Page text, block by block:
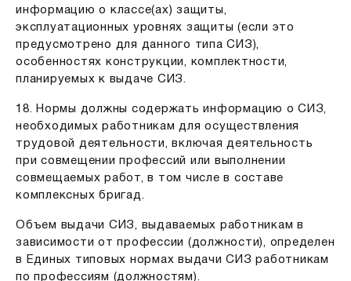
информацию о классе(ах) защиты,
эксплуатационных уровнях защиты (если это
предусмотрено для данного типа СИЗ),
особенностях конструкции, комплектности,
планируемых к выдаче СИЗ.
18. Нормы должны содержать информацию о СИЗ,
необходимых работникам для осуществления
трудовой деятельности, включая деятельность
при совмещении профессий или выполнении
совмещаемых работ, в том числе в составе
комплексных бригад.
Объем выдачи СИЗ, выдаваемых работникам в
зависимости от профессии (должности), определен
в Единых типовых нормах выдачи СИЗ работникам
по профессиям (должностям).